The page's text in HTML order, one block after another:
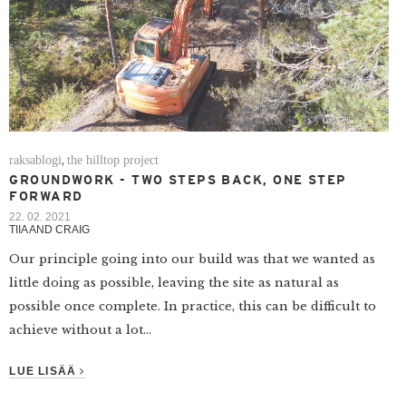
raksablogi,the hilltop project
GROUNDWORK - TWO STEPS BACK, ONE STEP
FORWARD
22. 02. 2021
TIIA AND CRAIG
Our principle going into our build was that we wanted as
little doing as possible, leaving the site as natural as
possible once complete. In practice, this can be difficult to
achieve without a lot...
LUE LISÄÄ